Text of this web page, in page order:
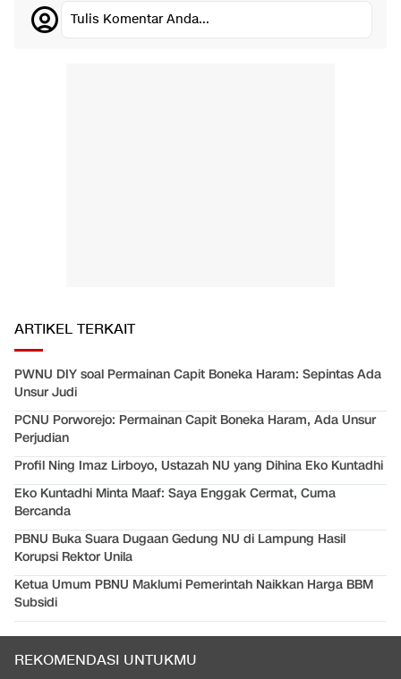
Tulis Komentar Anda...
ARTIKEL TERKAIT
PWNU DIY soal Permainan Capit Boneka Haram: Sepintas Ada
Unsur Judi
PCNU Porworejo: Permainan Capit Boneka Haram, Ada Unsur
Perjudian
Profil Ning Imaz Lirboyo, Ustazah NU yang Dihina Eko Kuntadhi
Eko Kuntadhi Minta Maaf: Saya Enggak Cermat, Cuma
Bercanda
PBNU Buka Suara Dugaan Gedung NU di Lampung Hasil
Korupsi Rektor Unila
Ketua Umum PBNU Maklumi Pemerintah Naikkan Harga BBM
Subsidi
REKOMENDASI UNTUKMU